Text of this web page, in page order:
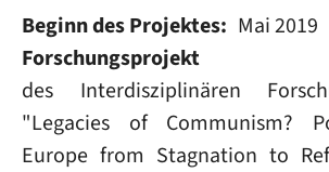
Beginn des Projektes
Mai 2019
Forschungsprojekt
des Interdisziplinären
"Legacies of Communism?
Europe from Stagnation to